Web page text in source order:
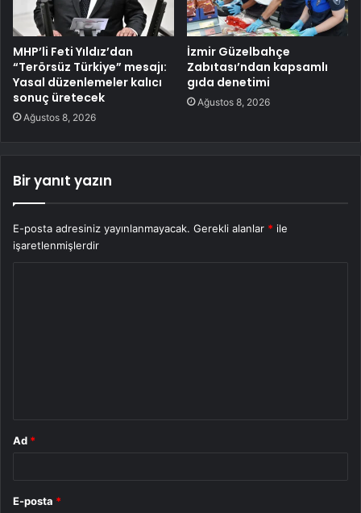
MHP’li Feti Yıldız’dan
“Terörsüz Türkiye” mesajı:
Yasal düzenlemeler kalıcı
sonuç üretecek
Ağustos 8, 2026
İzmir Güzelbahçe
Zabıtası’ndan kapsamlı
gıda denetimi
Ağustos 8, 2026
Bir yanıt yazın
E-posta adresiniz yayınlanmayacak. Gerekli alanlar * ile
işaretlenmişlerdir
Ad *
E-posta *